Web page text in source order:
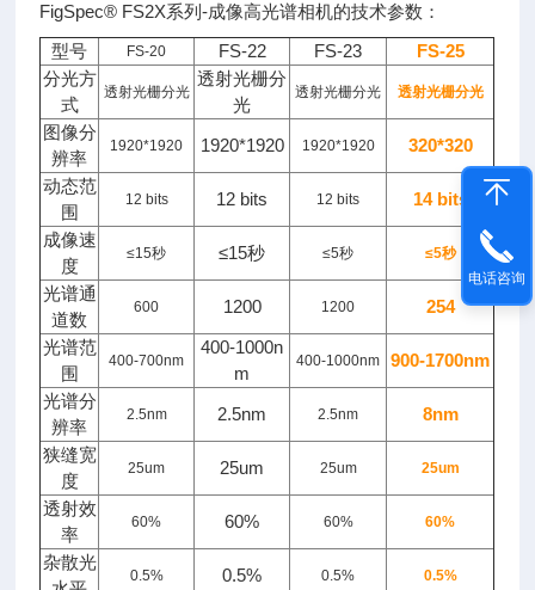
FigSpec® FS2X系列-成像高光谱相机的技术参数：
型号
FS-20 FS-22 FS-23
FS-25
分光方
式
透射光栅分光
透射光栅分
光
透射光栅分光 透射光栅分光
图像分
辨率
1920*1920 1920*1920 1920*1920
320*320
动态范
围
12 bits 12 bits 12 bits
14 bits
成像速
度
≤15秒 ≤15秒 ≤5秒 ≤5秒
光谱通
道数
600 1200 1200
254
光谱范
围
400-700nm
400-1000n
m
400-1000nm
900-1700nm
光谱分
辨率
2.5nm 2.5nm 2.5nm
8nm
狭缝宽
度
25um 25um 25um 25um
透射效
率
60% 60% 60% 60%
杂散光
0.5% 0.5% 0.5% 0.5%
电话咨询